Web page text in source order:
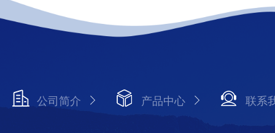
公司简介 产品中心 联系